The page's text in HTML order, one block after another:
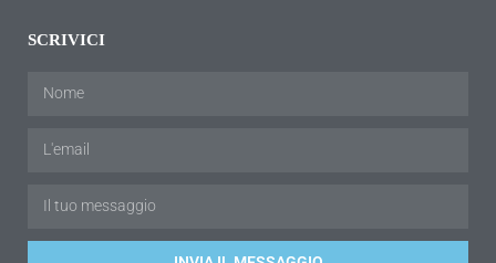
SCRIVICI